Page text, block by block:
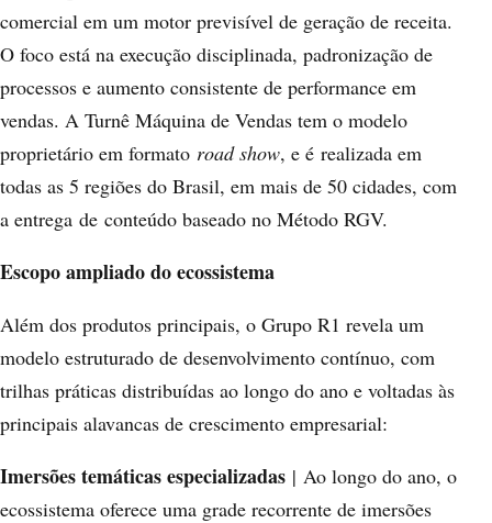
comercial em um motor previsível de geração de receita.
O foco está na execução disciplinada, padronização de
processos e aumento consistente de performance em
vendas. A Turnê Máquina de Vendas tem o modelo
proprietário em formato road show, e é realizada em
todas as 5 regiões do Brasil, em mais de 50 cidades, com
a entrega de conteúdo baseado no Método RGV.
Escopo ampliado do ecossistema
Além dos produtos principais, o Grupo R1 revela um
modelo estruturado de desenvolvimento contínuo, com
trilhas práticas distribuídas ao longo do ano e voltadas às
principais alavancas de crescimento empresarial:
Imersões temáticas especializadas | Ao longo do ano, o
ecossistema oferece uma grade recorrente de imersões